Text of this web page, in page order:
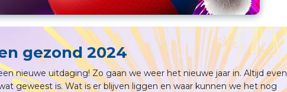
gezond 2024
nieuwe uitdaging! Zo gaan we weer het nieuwe jaar in. Altijd even
geweest is. Wat is er blijven liggen en waar kunnen we het nog